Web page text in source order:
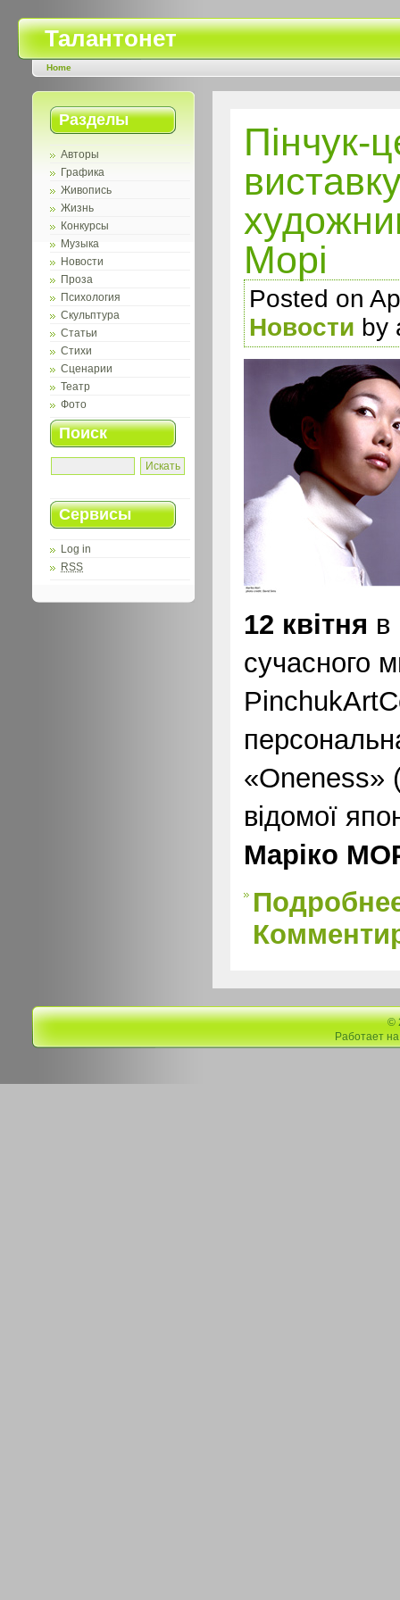
Талантонет
Home
Разделы
Авторы
Графика
Живопись
Жизнь
Конкурсы
Музыка
Новости
Проза
Психология
Скульптура
Статьи
Стихи
Сценарии
Театр
Фото
Поиск
Сервисы
Log in
RSS
Пінчук-
Морі
Posted on
Новости by
12 квітня в
сучасного
«Oneness»
відомої
Маріко
©
Работает